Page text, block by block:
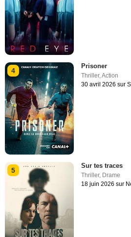
4
Prisoner
Thriller,Action
30 avril 2026 sur
5
Sur tes traces
Thriller, Drame
18 juin 2026 sur